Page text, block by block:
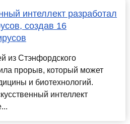
интеллект разработал
создав 16
из Стэнфордского
прорыв, который может
и биотехнологий.
интеллект